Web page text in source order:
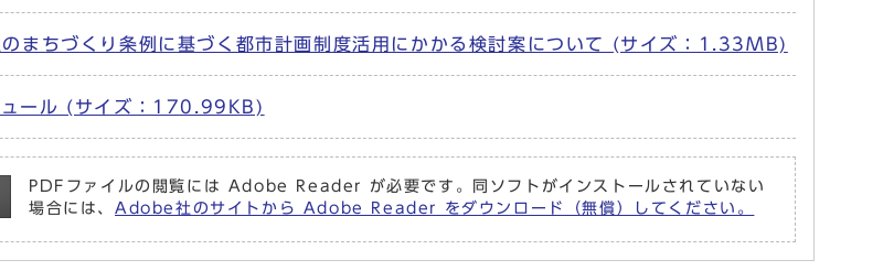
のまちづくり条例に基づく都市計画制度活用にかかる検討案について (サイズ：1.33MB)
ュール (サイズ：170.99KB)
PDFファイルの閲覧には Adobe Reader が必要です。同ソフトがインストールされていない
場合には、 Adobe社のサイトから Adobe Reader をダウンロード（無償）してください。